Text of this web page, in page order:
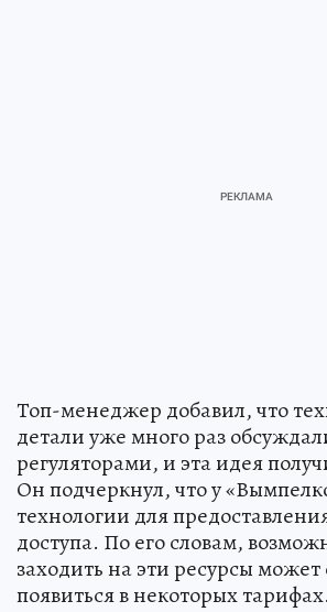
Топ-менеджер добавил, что
детали уже много раз
регуляторами, и эта идея
Он подчеркнул, что у
технологии для
доступа. По его словам,
заходить на эти ресурсы может
появиться в некоторых тарифах.